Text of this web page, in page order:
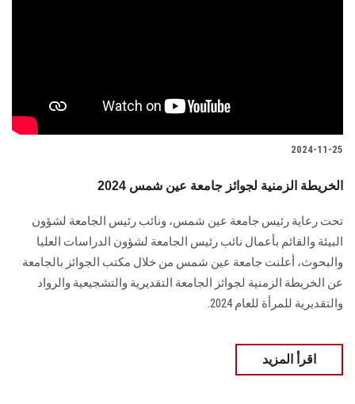
2024-11-25
الخريطة الزمنية لجوائز جامعة عين شمس 2024
تحت رعاية رئيس جامعة عين شمس، ونائب رئيس الجامعة لشؤون
البيئة والقائم بأعمال نائب رئيس الجامعة لشؤون الدراسات العليا
والبحوث، أعلنت جامعة عين شمس من خلال مكتب الجوائز بالجامعة
عن الخريطة الزمنية لجوائز الجامعة التقديرية والتشجيعية والرواد
والتقديرية للمرأة للعام 2024.
اقرأ المزيد